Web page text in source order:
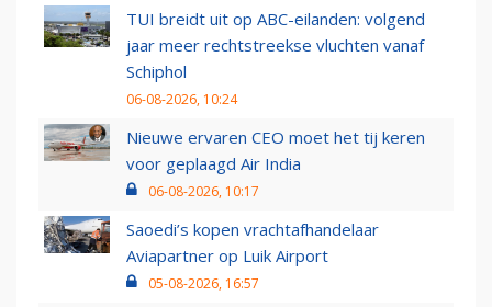
TUI breidt uit op ABC-eilanden: volgend
jaar meer rechtstreekse vluchten vanaf
Schiphol
06-08-2026, 10:24
Nieuwe ervaren CEO moet het tij keren
voor geplaagd Air India
06-08-2026, 10:17
Saoedi’s kopen vrachtafhandelaar
Aviapartner op Luik Airport
05-08-2026, 16:57